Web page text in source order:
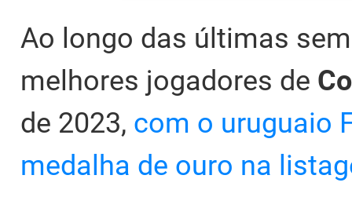
Ao longo das últimas
melhores jogadores de
de 2023, com o uruguaio
medalha de ouro na